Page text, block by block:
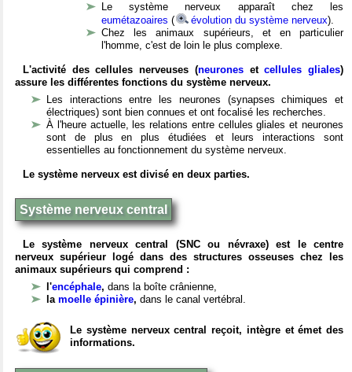
Le système nerveux apparaît chez les
eumétazoaires ( évolution du système nerveux).
Chez les animaux supérieurs, et en particulier
l'homme, c'est de loin le plus complexe.
L'activité des cellules nerveuses (neuronesetcellules gliales)
assure les différentes fonctions du système nerveux.
Les interactions entre les neurones (synapses chimiques et
électriques) sont bien connues et ont focalisé les recherches.
À l'heure actuelle, les relations entre cellules gliales et neurones
sont de plus en plus étudiées et leurs interactions sont
essentielles au fonctionnement du système nerveux.
Le système nerveux est divisé en deux parties.
Système nerveux central
Le système nerveux central (SNC ou névraxe) est le centre
nerveux supérieur logé dans des structures osseuses chez les
animaux supérieurs qui comprend :
l'encéphale, dans la boîte crânienne,
la moelle épinière, dans le canal vertébral.
Le système nerveux central reçoit, intègre et émet des
informations.